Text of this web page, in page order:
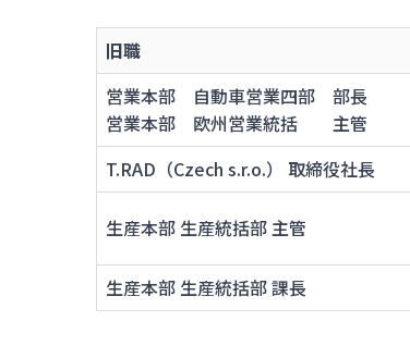
旧職
営業本部 自動車営業四部 部長
営業本部 欧州営業統括 主管
T.RAD（Czech s.r.o.） 取締役社長
生産本部 生産統括部 主管
生産本部 生産統括部 課長